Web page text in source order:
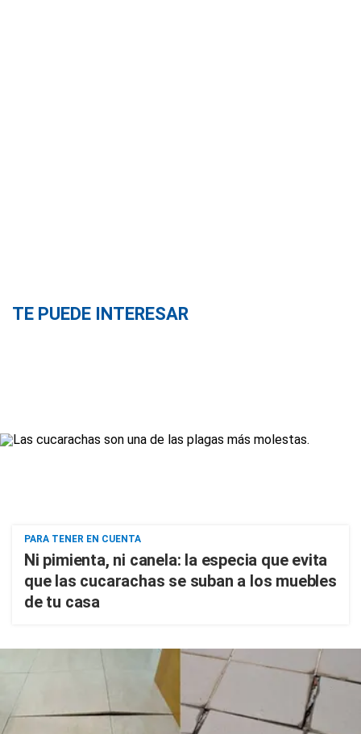
TE PUEDE INTERESAR
PARA TENER EN CUENTA
Ni pimienta, ni canela: la especia que evita
que las cucarachas se suban a los muebles
de tu casa